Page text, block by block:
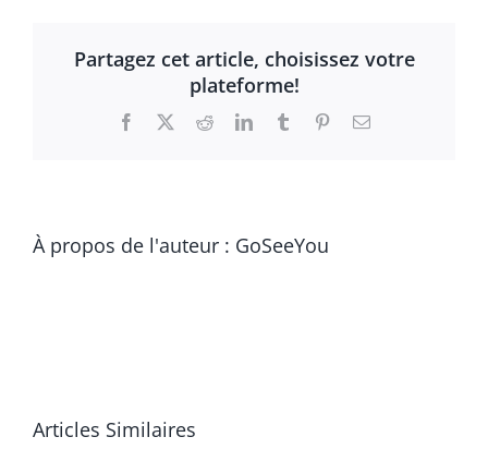
Partagez cet article, choisissez votre
plateforme!
Facebook RedditLinkedInTumblr PinterestEmail
À propos de l'auteur : GoSeeYou
Articles Similaires